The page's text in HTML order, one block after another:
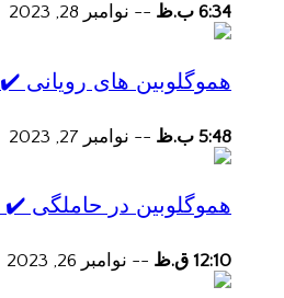
6:34 ب.ظ -- نوامبر 28, 2023
هموگلوبین های رویانی
5:48 ب.ظ -- نوامبر 27, 2023
هموگلوبین در حاملگی ✔️
12:10 ق.ظ -- نوامبر 26, 2023